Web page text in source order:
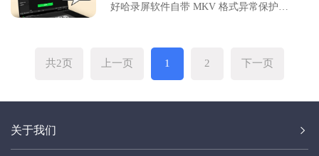
好哈录屏软件自带 MKV 格式异常保护功
开启保护、正确使用，让录屏更安心～
共2页 上一页 1 2 下一页
关于我们